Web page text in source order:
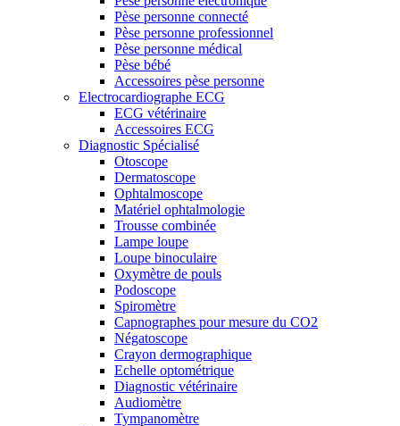
Pèse personne connecté
Pèse personne professionnel
Pèse personne médical
Pèse bébé
Accessoires pèse personne
Electrocardiographe ECG
ECG vétérinaire
Accessoires ECG
Diagnostic Spécialisé
Otoscope
Dermatoscope
Ophtalmoscope
Matériel ophtalmologie
Trousse combinée
Lampe loupe
Loupe binoculaire
Oxymètre de pouls
Podoscope
Spiromètre
Capnographes pour mesure du CO2
Négatoscope
Crayon dermographique
Echelle optométrique
Diagnostic vétérinaire
Audiomètre
Tympanomètre